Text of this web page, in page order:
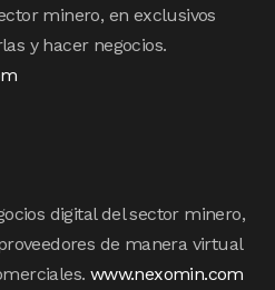
minero, en exclusivos
y hacer negocios.
digital del sector minero,
de manera virtual
www.nexomin.com